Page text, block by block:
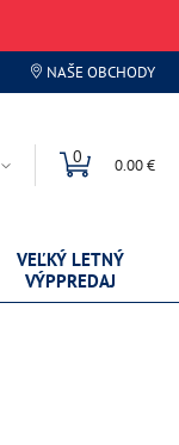
NAŠE OBCHODY
0 0.00 €
VEĽKÝ LETNÝ
VÝPPREDAJ